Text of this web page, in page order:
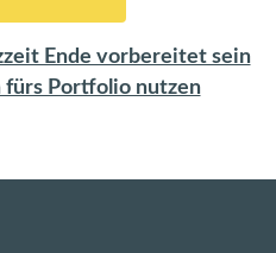
Ende vorbereitet sein
fürs Portfolio nutzen